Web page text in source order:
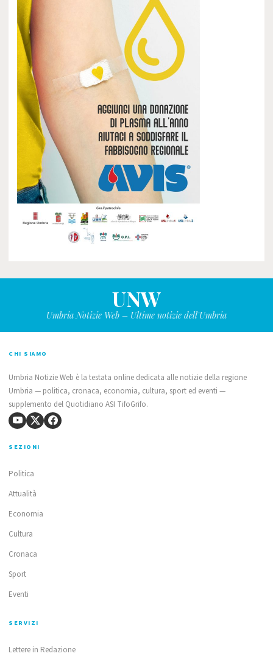
UNW
Umbria Notizie Web – Ultime notizie dell'Umbria
CHI SIAMO
Umbria Notizie Web è la testata online dedicata alle notizie della regione
Umbria — politica, cronaca, economia, cultura, sport ed eventi —
supplemento del Quotidiano ASI TifoGrifo.
SEZIONI
Politica
Attualità
Economia
Cultura
Cronaca
Sport
Eventi
SERVIZI
Lettere in Redazione